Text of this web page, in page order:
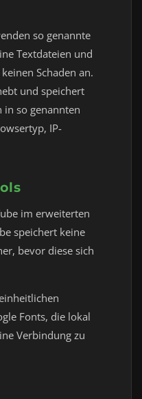
so genannte
Textdateien und
Schaden an.
und speichert
so genannten
IP-
im erweiterten
speichert keine
bevor diese sich
Fonts, die lokal
Verbindung zu